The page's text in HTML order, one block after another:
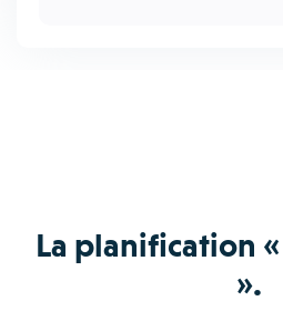
La planification
».